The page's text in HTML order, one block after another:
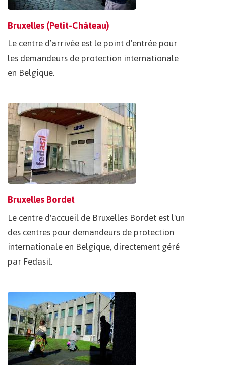
Bruxelles (Petit-Château)
Le centre d’arrivée est le point d'entrée pour
les demandeurs de protection internationale
en Belgique.
Bruxelles Bordet
Le centre d'accueil de Bruxelles Bordet est l'un
des centres pour demandeurs de protection
internationale en Belgique, directement géré
par Fedasil.